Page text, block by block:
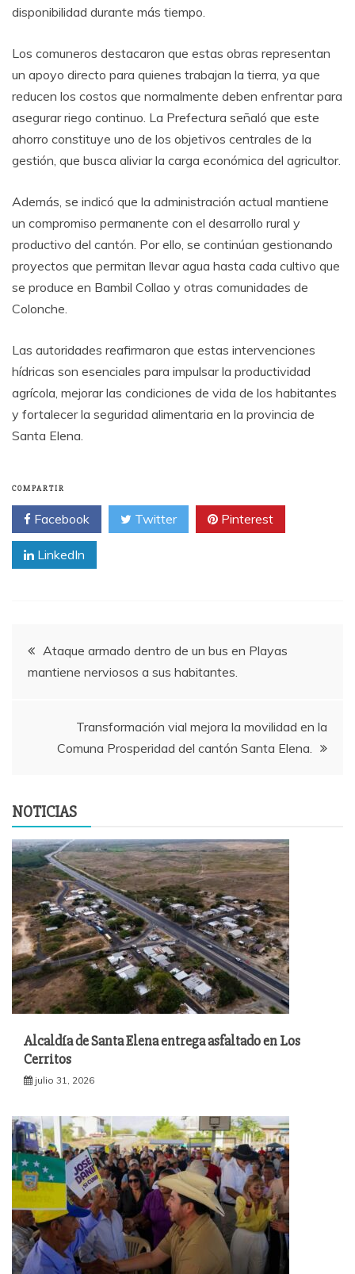
disponibilidad durante más tiempo.
Los comuneros destacaron que estas obras representan
un apoyo directo para quienes trabajan la tierra, ya que
reducen los costos que normalmente deben enfrentar para
asegurar riego continuo. La Prefectura señaló que este
ahorro constituye uno de los objetivos centrales de la
gestión, que busca aliviar la carga económica del agricultor.
Además, se indicó que la administración actual mantiene
un compromiso permanente con el desarrollo rural y
productivo del cantón. Por ello, se continúan gestionando
proyectos que permitan llevar agua hasta cada cultivo que
se produce en Bambil Collao y otras comunidades de
Colonche.
Las autoridades reafirmaron que estas intervenciones
hídricas son esenciales para impulsar la productividad
agrícola, mejorar las condiciones de vida de los habitantes
y fortalecer la seguridad alimentaria en la provincia de
Santa Elena.
COMPARTIR
Facebook Twitter Pinterest
LinkedIn
Navegación
entradas
Ataque armado dentro de un bus en Playas
mantiene nerviosos a sus habitantes.
Transformación vial mejora la movilidad en la
Comuna Prosperidad del cantón Santa Elena.
NOTICIAS
Alcaldía de Santa Elena entrega asfaltado en Los
Cerritos
julio 31, 2026